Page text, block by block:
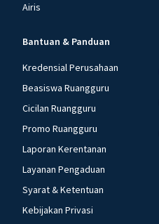
Airis
Bantuan & Panduan
Kredensial Perusahaan
Beasiswa Ruangguru
Cicilan Ruangguru
Promo Ruangguru
Laporan Kerentanan
Layanan Pengaduan
Syarat & Ketentuan
Kebijakan Privasi